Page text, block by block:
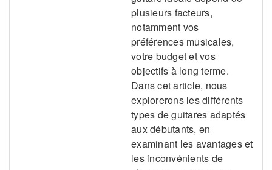
plusieurs facteurs,
notamment vos
préférences musicales,
votre budget et vos
objectifs à long terme.
Dans cet article, nous
explorerons les différents
types de guitares adaptés
aux débutants, en
examinant les avantages et
les inconvénients de